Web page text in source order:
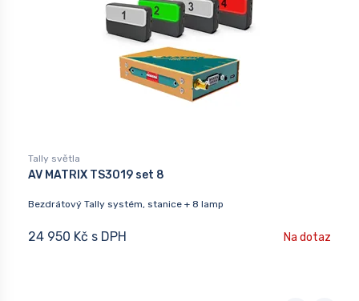
Tally světla
AV MATRIX TS3019 set 8
Bezdrátový Tally systém, stanice + 8 lamp
24 950 Kč s DPH Na dotaz